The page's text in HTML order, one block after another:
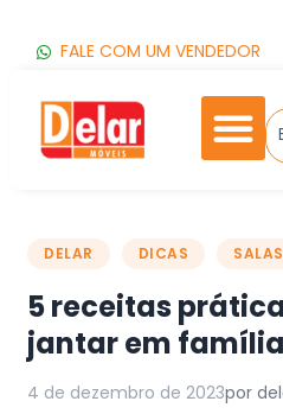
FALE COM UM VENDEDOR
DELAR DICAS
5 receitas
jantar em família
4 de dezembro de 2023por